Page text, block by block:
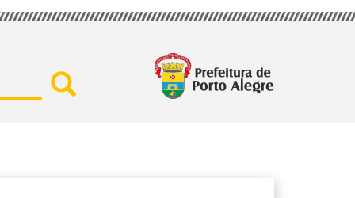
Buscar por secretaria,